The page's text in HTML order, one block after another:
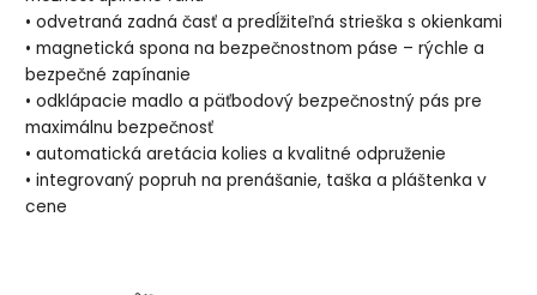
• odvetraná zadná časť a predĺžiteľná strieška s okienkami
• magnetická spona na bezpečnostnom páse – rýchle a
bezpečné zapínanie
• odklápacie madlo a päťbodový bezpečnostný pás pre
maximálnu bezpečnosť
• automatická aretácia kolies a kvalitné odpruženie
• integrovaný popruh na prenášanie, taška a pláštenka v
cene